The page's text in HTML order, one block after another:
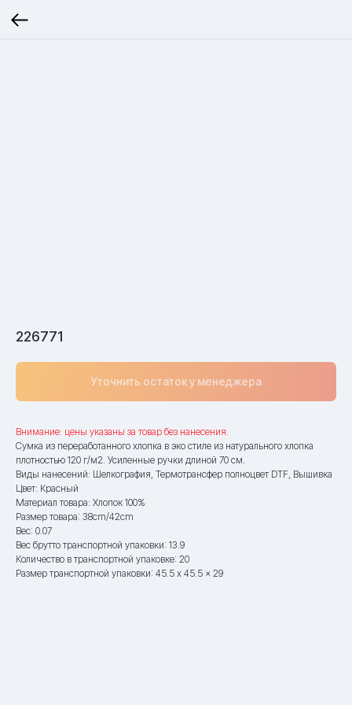
226771
Уточнить остаток у менеджера
Внимание: цены указаны за товар без нанесения.
Сумка из переработанного хлопка в эко стиле из натурального хлопка
плотностью 120 г/м2. Усиленные ручки длиной 70 см.
Виды нанесений: Шелкография, Термотрансфер полноцвет DTF, Вышивка
Цвет: Красный
Материал товара: Хлопок 100%
Размер товара: 38cm/42cm
Вес: 0.07
Вес брутто транспортной упаковки: 13.9
Количество в транспортной упаковке: 20
Размер транспортной упаковки: 45.5 x 45.5 x 29